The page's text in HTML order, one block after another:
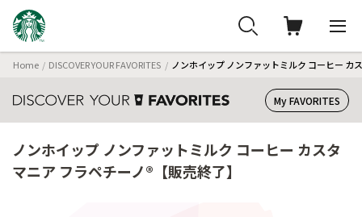
Home DISCOVER YOUR FAVORITES ノンホイップ ノンファットミルク コーヒー カ
My FAVORITES
ノンホイップ ノンファットミルク コーヒー カスタ
マニア フラペチーノ®【販売終了】